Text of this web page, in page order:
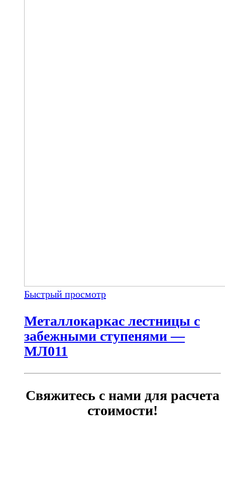
Быстрый просмотр
Металлокаркас лестницы с
забежными ступенями —
МЛ011
Свяжитесь с нами для расчета
стоимости!